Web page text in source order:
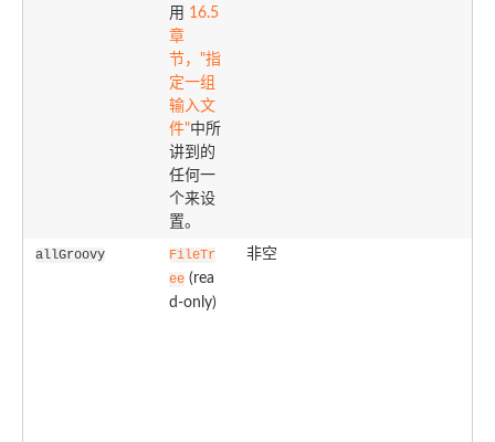
用 16.5
章
节，"指
定一组
输入文
件"中所
讲到的
任何一
个来设
置。
allGroovy
FileTr
ee (rea
d-only)
非空